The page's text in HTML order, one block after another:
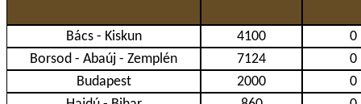
Bács - Kiskun 4100
0
Borsod - Abaúj - Zemplén
7124
0
Budapest
2000
0